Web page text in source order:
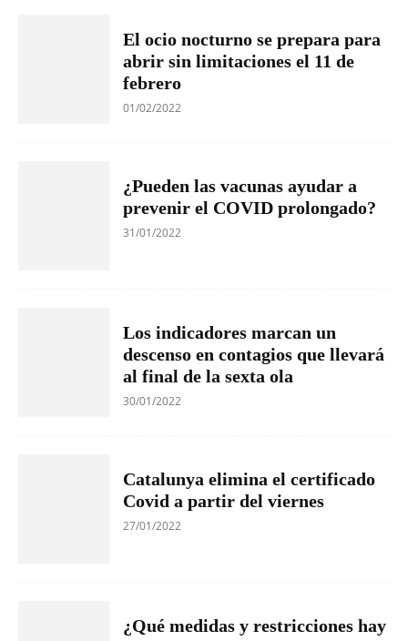
El ocio nocturno se prepara para
abrir sin limitaciones el 11 de
febrero
01/02/2022
¿Pueden las vacunas ayudar a
prevenir el COVID prolongado?
31/01/2022
Los indicadores marcan un
descenso en contagios que llevará
al final de la sexta ola
30/01/2022
Catalunya elimina el certificado
Covid a partir del viernes
27/01/2022
¿Qué medidas y restricciones hay